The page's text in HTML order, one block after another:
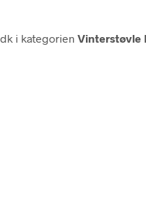
i kategorien Vinterstøvle